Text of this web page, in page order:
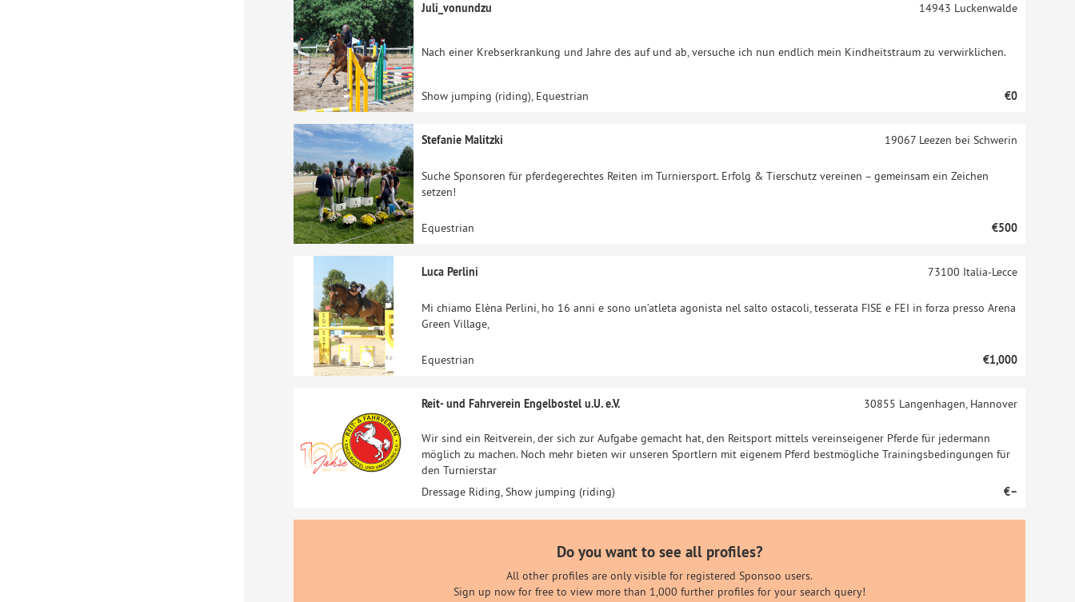
Juli_vonundzu
Nach einer Krebserkrankung und Jahre des auf und ab, versuche ich nun endlich mein Kindheitstraum zu verwirklichen.
14943 Luckenwalde
Show jumping (riding), Equestrian €0
Stefanie Malitzki
Suche Sponsoren für pferdegerechtes Reiten im Turniersport. Erfolg & Tierschutz vereinen – gemeinsam ein Zeichen
setzen!
19067Leezen bei Schwerin
Equestrian €500
Luca Perlini
Mi chiamo Elèna Perlini, ho 16 anni e sono un’atleta agonista nel salto ostacoli, tesserata FISE e FEI in forza presso Arena
Green Village,
73100 Italia-Lecce
Equestrian €1,000
Reit- und Fahrverein Engelbostel u.U. e.V.
Wir sind ein Reitverein, der sich zur Aufgabe gemacht hat, den Reitsport mittels vereinseigener Pferde für jedermann
möglich zu machen. Noch mehr bieten wir unseren Sportlern mit eigenem Pferd bestmögliche Trainingsbedingungen für
den Turnierstar
30855 Langenhagen, Hannover
Dressage Riding, Show jumping (riding) €–
Do you want to see all profiles?
All other profiles are only visible for registered Sponsoo users.
Sign up now for free to view more than 1,000 further profiles for your search query!